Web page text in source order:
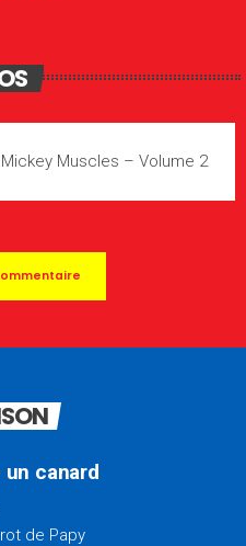
Muscles – Volume 2
canard
de Papy